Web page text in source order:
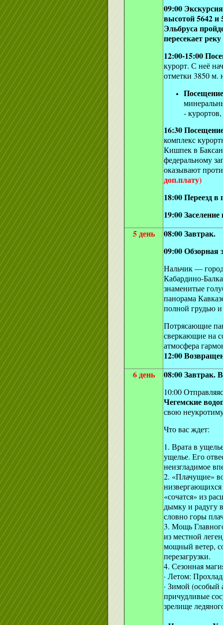
09:00
высотой 5642 и
Эльбруса
пересекает
12:00-15:00
курорт. С неё
отметки 3850 м.
-
16:30
комплекс
Кишпек в
федеральному
оказывают
доп.плату)
18:00 Переезд в
19:00
5 день
08:00 Завтрак.
09:00
Нальчик —
Кабардино-
знаменитые
панорама
полной грудью
Потрясающие
сверкающие на
атмосфера
12:00
6 день
08:00 Завтрак.
10:00
Чегемские
свою
Что вас ждет:
1. Врата в
ущелье. Его
неизгладимое
2. «Плачущие»
«сочатся» из
дымку и радугу
словно горы
3. Мощь
из местной
мощный ветер,
перезагрузки.
4. Сезонная
· Летом:
· Зимой (особый
причудливые
зрелище